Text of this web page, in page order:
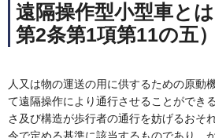
遠隔操作型小型車と
第2条第1項第11の五）
人又は物の運送の用に供するための原動
て遠隔操作により通行させることができ
さ及び構造が歩行者の通行を妨げるおそ